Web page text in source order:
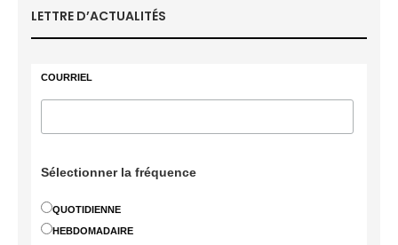
LETTRE D’ACTUALITÉS
COURRIEL
Sélectionner la fréquence
QUOTIDIENNE
HEBDOMADAIRE